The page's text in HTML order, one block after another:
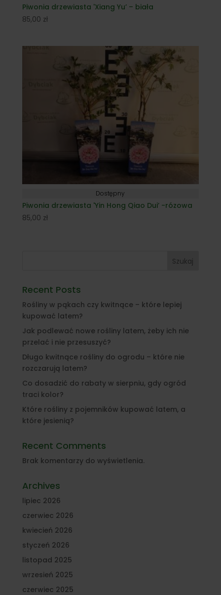
Piwonia drzewiasta 'Xiang Yu’ – biała
85,00 zł
Dostępny
Piwonia drzewiasta 'Yin Hong Qiao Dui’ -rózowa
85,00 zł
Szukaj
Recent Posts
Rośliny w pąkach czy kwitnące – które lepiej
kupować latem?
Jak podlewać nowe rośliny latem, żeby ich nie
przelać i nie przesuszyć?
Długo kwitnące rośliny do ogrodu – które nie
rozczarują latem?
Co dosadzić do rabaty w sierpniu, gdy ogród
traci kolor?
Które rośliny z pojemników kupować latem, a
które jesienią?
Recent Comments
Brak komentarzy do wyświetlenia.
Archives
lipiec 2026
czerwiec 2026
kwiecień 2026
styczeń 2026
listopad 2025
wrzesień 2025
czerwiec 2025